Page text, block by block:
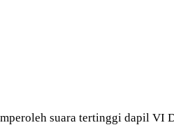
suara tertinggi dapil VI